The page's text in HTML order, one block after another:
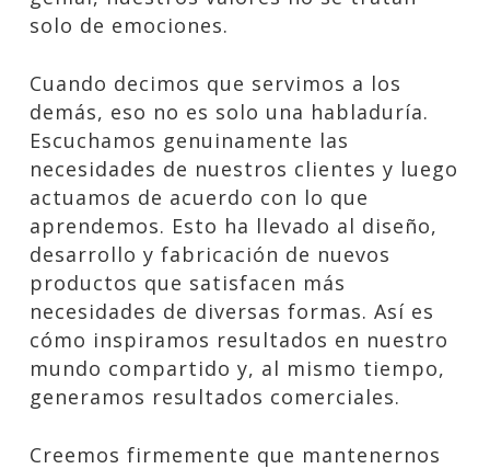
solo de emociones.
Cuando decimos que servimos a los
demás, eso no es solo una habladuría.
Escuchamos genuinamente las
necesidades de nuestros clientes y luego
actuamos de acuerdo con lo que
aprendemos. Esto ha llevado al diseño,
desarrollo y fabricación de nuevos
productos que satisfacen más
necesidades de diversas formas. Así es
cómo inspiramos resultados en nuestro
mundo compartido y, al mismo tiempo,
generamos resultados comerciales.
Creemos firmemente que mantenernos